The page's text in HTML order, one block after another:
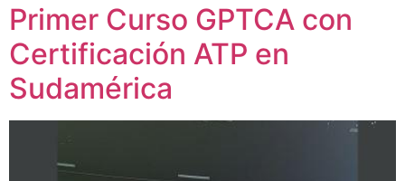
Primer Curso GPTCA con
Certificación ATP en
Sudamérica